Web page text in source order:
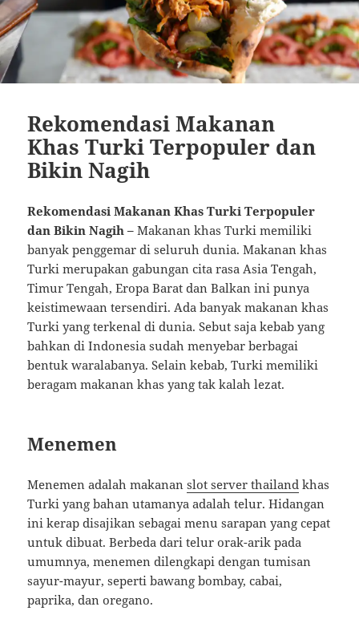
Rekomendasi Makanan
Khas Turki Terpopuler dan
Bikin Nagih
Rekomendasi Makanan Khas Turki Terpopuler
dan Bikin Nagih –Makanan khas Turki memiliki
banyak penggemar di seluruh dunia. Makanan khas
Turki merupakan gabungan cita rasa Asia Tengah,
Timur Tengah, Eropa Barat dan Balkan ini punya
keistimewaan tersendiri. Ada banyak makanan khas
Turki yang terkenal di dunia. Sebut saja kebab yang
bahkan di Indonesia sudah menyebar berbagai
bentuk waralabanya. Selain kebab, Turki memiliki
beragam makanan khas yang tak kalah lezat.
Menemen
Menemen adalah makananslot server thailand khas
Turki yang bahan utamanya adalah telur. Hidangan
ini kerap disajikan sebagai menu sarapan yang cepat
untuk dibuat. Berbeda dari telur orak-arik pada
umumnya, menemen dilengkapi dengan tumisan
sayur-mayur, seperti bawang bombay, cabai,
paprika, dan oregano.